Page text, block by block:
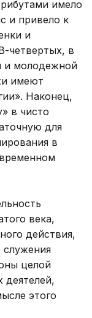
имело
и привело к
и
четвертых, в
и молодежной
имеют
Наконец,
в чисто
для
в
века,
действия,
служения
целой
деятелей,
этого